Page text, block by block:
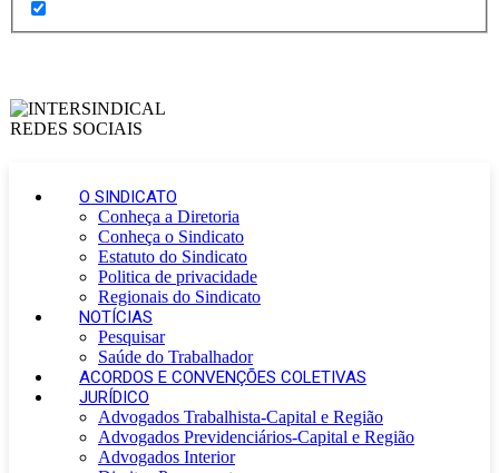
O SINDICATO
Conheça a Diretoria
Conheça o Sindicato
Estatuto do Sindicato
Politica de privacidade
Regionais do Sindicato
NOTÍCIAS
Pesquisar
Saúde do Trabalhador
ACORDOS E CONVENÇÕES COLETIVAS
JURÍDICO
Advogados Trabalhista-Capital e Região
Advogados Previdenciários-Capital e Região
Advogados Interior